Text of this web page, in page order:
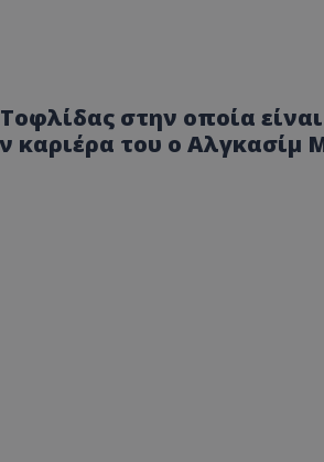
στην οποία
καριέρα του ο